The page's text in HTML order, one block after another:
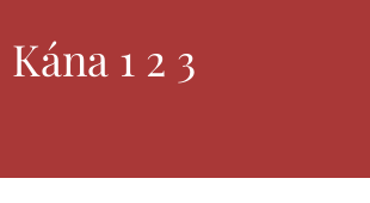
Kána 1 2 3